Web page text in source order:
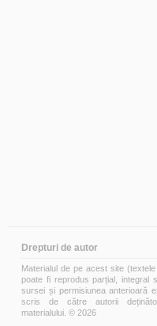
Drepturi de autor
Materialul de pe acest site
poate fi reprodus parțial, integral
sursei și permisiunea anterioară
scris de către autorii
materialului. © 2026